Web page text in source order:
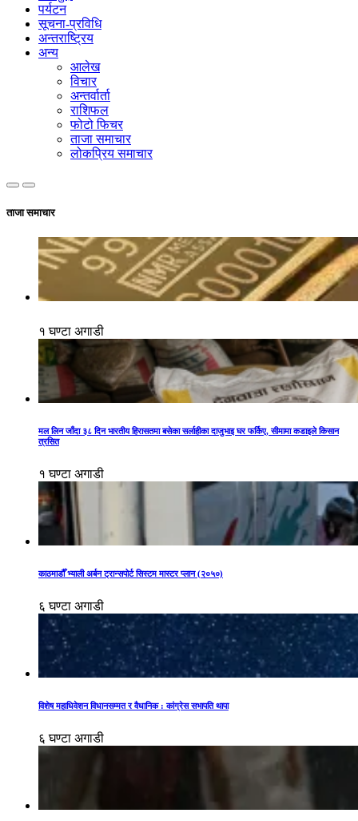
पर्यटन
सूचना-प्रविधि
अन्तराष्ट्रिय
अन्य
आलेख
विचार
अन्तर्वार्ता
राशिफल
फोटो फिचर
ताजा समाचार
लोकप्रिय समाचार
ताजा समाचार
१ घण्टा अगाडी
मल लिन जाँदा ३८ दिन भारतीय हिरासतमा बसेका सर्लाहीका दाजुभाइ घर फर्किए, सीमामा कडाइले किसान
त्रसित
१ घण्टा अगाडी
काठमाडौँ भ्याली अर्बन ट्रान्सपोर्ट सिस्टम मास्टर प्लान (२०५०)
६ घण्टा अगाडी
विशेष महाधिवेशन विधानसम्मत र वैधानिक : कांग्रेस सभापति थापा
६ घण्टा अगाडी